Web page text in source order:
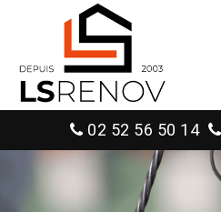
02 52 56 50 14